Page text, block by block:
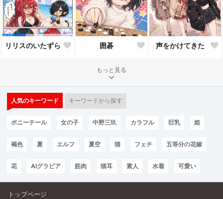
リリスのいたずら 囲碁 声をかけてきた
もっと見る
人気のキーワード キーワードから探す
ポニーテール 女の子 中野三玖 カラフル 巨乳 姫
褐色 夏 エルフ 夏空 猫 フェチ 五等分の花嫁
花 AIグラビア 筋肉 猫耳 素人 水着 可愛い
トップページ